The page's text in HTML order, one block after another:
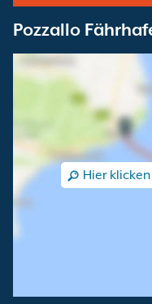
Pozzallo
Hier